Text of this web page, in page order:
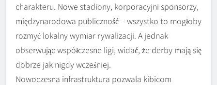
charakteru. Nowe stadiony, korporacyjni sponsorzy,
międzynarodowa publiczność – wszystko to mogłoby
rozmyć lokalny wymiar rywalizacji. A jednak
obserwując współczesne ligi, widać, że derby mają się
dobrze jak nigdy wcześniej.
Nowoczesna infrastruktura pozwala kibicom